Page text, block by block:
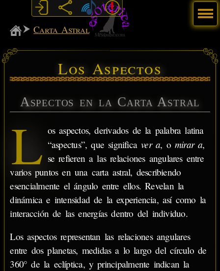
MiSabueso
Carta Astral
Los Aspectos
Aspectos en la Carta Astral
L os aspectos, derivados de la palabra latina
“aspectus”, que significaver a, o mirar a,
se refieren a las relaciones angulares entre
varios puntos en una carta astral, describiendo
esencialmente el ángulo entre ellos. Revelan la
dinámica e intensidad de la experiencia, así como la
interacción de las energías dentro del individuo.
Los aspectos representan las relaciones angulares
entre dos planetas, medidas a lo largo del círculo de
360° de la eclíptica, y principalmente indican la
Menú